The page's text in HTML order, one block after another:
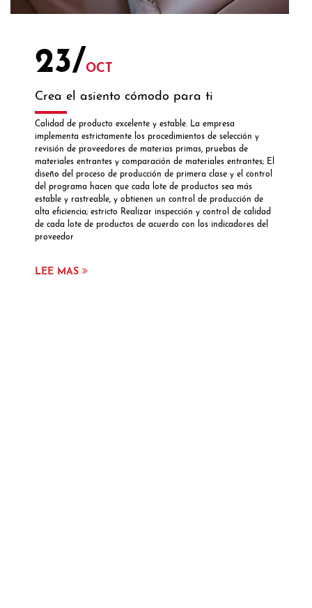
23/OCT
Crea el asiento cómodo para ti
Calidad de producto excelente y estable. La empresa
implementa estrictamente los procedimientos de selección y
revisión de proveedores de materias primas, pruebas de
materiales entrantes y comparación de materiales entrantes; El
diseño del proceso de producción de primera clase y el control
del programa hacen que cada lote de productos sea más
estable y rastreable, y obtienen un control de producción de
alta eficiencia; estricto Realizar inspección y control de calidad
de cada lote de productos de acuerdo con los indicadores del
proveedor
LEE MAS